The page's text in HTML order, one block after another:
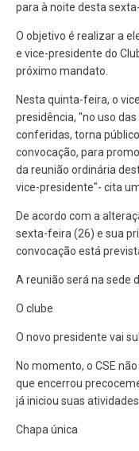
para à noite desta
O objetivo é realizar a
e vice-presidente do
próximo mandato.
Nesta quinta-feira, o
presidência, "no uso
conferidas, torna
convocação, para
da reunião ordinária
vice-presidente"- cita
De acordo com a
sexta-feira (26) e sua
convocação está
A reunião será na sede
O clube
O novo presidente vai
No momento, o CSE
que encerrou
já iniciou suas
Chapa única